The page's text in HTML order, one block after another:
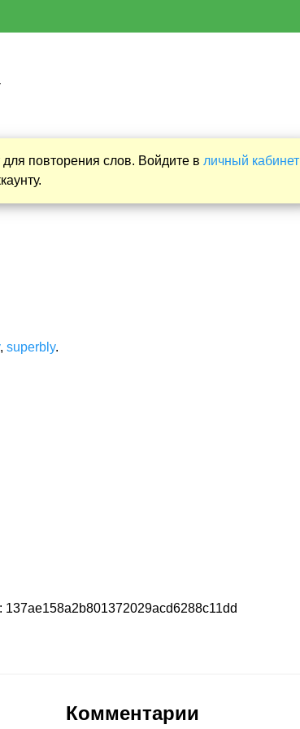
повторения слов. Войдите в личный кабинет
, superbly.
: 137ae158a2b801372029acd6288c11dd
Комментарии